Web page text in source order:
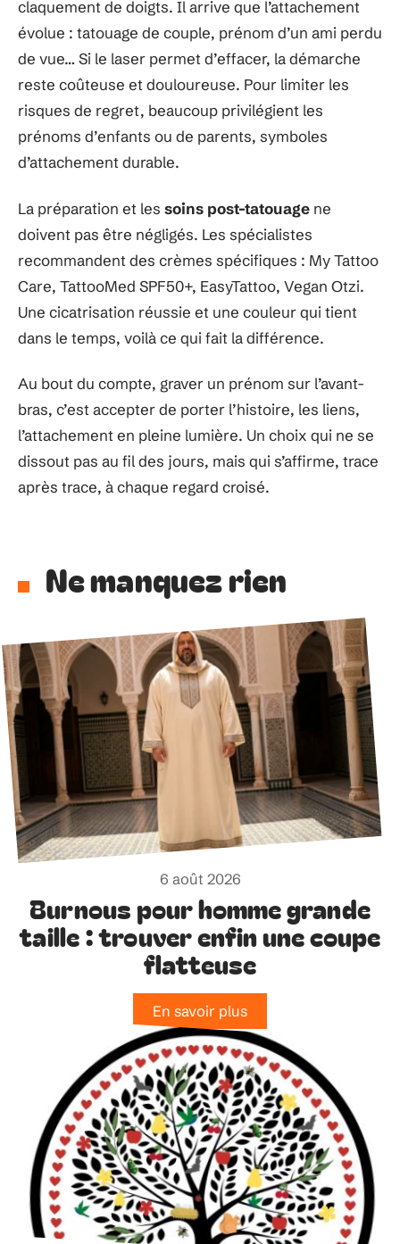
claquement de doigts. Il arrive que l’attachement
évolue : tatouage de couple, prénom d’un ami perdu
de vue… Si le laser permet d’effacer, la démarche
reste coûteuse et douloureuse. Pour limiter les
risques de regret, beaucoup privilégient les
prénoms d’enfants ou de parents, symboles
d’attachement durable.
La préparation et les soins post-tatouage ne
doivent pas être négligés. Les spécialistes
recommandent des crèmes spécifiques : My Tattoo
Care, TattooMed SPF50+, EasyTattoo, Vegan Otzi.
Une cicatrisation réussie et une couleur qui tient
dans le temps, voilà ce qui fait la différence.
Au bout du compte, graver un prénom sur l’avant-
bras, c’est accepter de porter l’histoire, les liens,
l’attachement en pleine lumière. Un choix qui ne se
dissout pas au fil des jours, mais qui s’affirme, trace
après trace, à chaque regard croisé.
Ne manquez rien
6 août 2026
Burnous pour homme grande
taille : trouver enfin une coupe
flatteuse
En savoir plus